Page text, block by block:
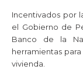
Incentivados por
el Gobierno de
Banco de la
herramientas
vivienda.